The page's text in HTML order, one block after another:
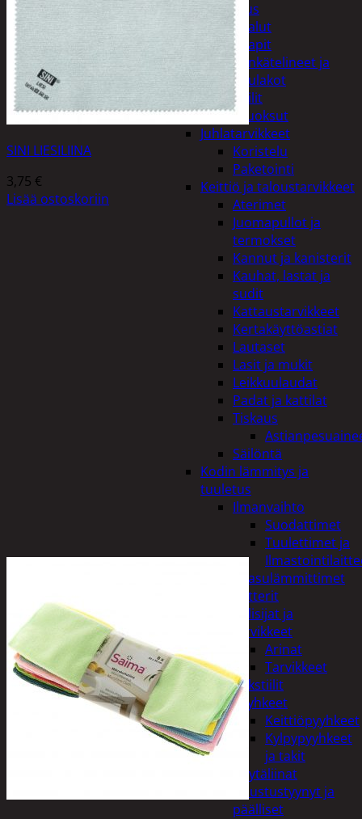
Koti ja sisustus
Huonekalut
Kaapit
Kenkätelineet ja
naulakot
Peilit
Huonetuoksut
Juhlatarvikkeet
Koristelu
Paketointi
Keittiö ja taloustarvikkeet
Aterimet
Juomapullot ja
termokset
Kannut ja kanisterit
Kauhat, lastat ja
sudit
Kattaustarvikkeet
Kertakäyttöastiat
Lautaset
Lasit ja mukit
Leikkuulaudat
Padat ja kattilat
Tiskaus
Säilöntä
Kodin lämmitys ja
tuuletus
Ilmanvaihto
Suodattimet
Tuulettimet ja
Kaasulämmittimet
Patterit
Tulisijat ja
tarvikkeet
Arinat
Tarvikkeet
Kodintekstiilit
Pyyhkeet
Keittiöpyyhkeet
Kylpypyyhkeet
ja takit
Pöytäliinat
Sisustustyynyt ja
päälliset
SINI LIESILIINA
3,75 €
Lisää ostoskoriin